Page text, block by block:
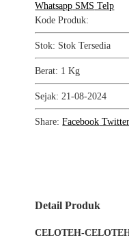
Whatsapp SMS Telp
Kode Produk:
Stok: Stok Tersedia
Berat: 1 Kg
Sejak: 21-08-2024
Share:Facebook Twitter
Detail Produk
CELOTEH-